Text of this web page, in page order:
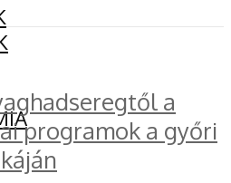
a
programok a győri